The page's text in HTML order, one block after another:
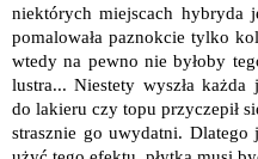
niektórych miejscach hybryda
pomalowała paznokcie tylko
wtedy na pewno nie byłoby
lustra... Niestety wyszła każda
do lakieru czy topu przyczepił
strasznie go uwydatni.